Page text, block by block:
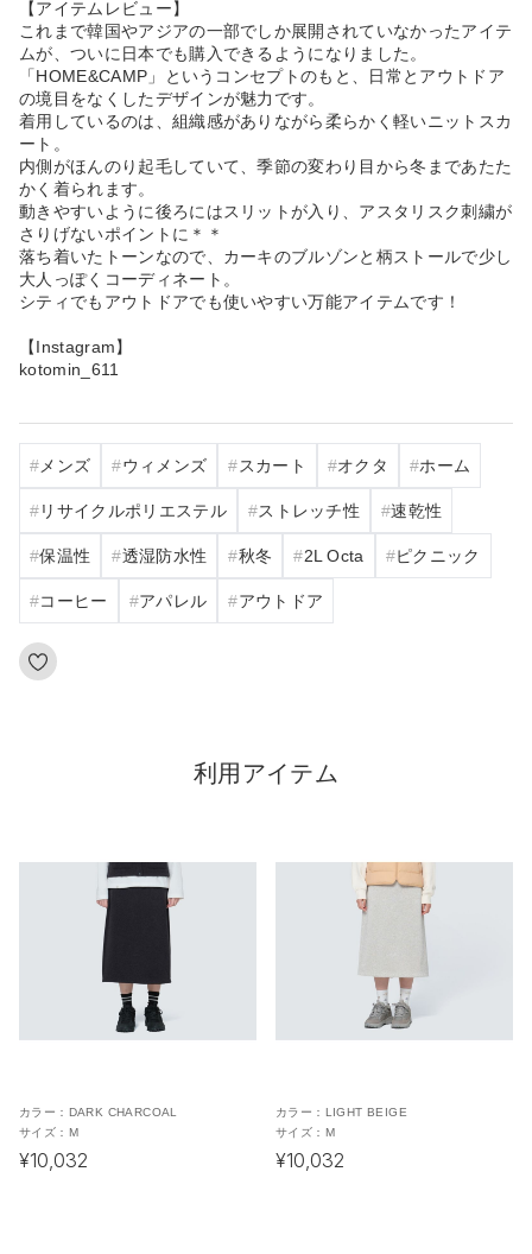
【アイテムレビュー】
これまで韓国やアジアの一部でしか展開されていなかったアイテ
ムが、ついに日本でも購入できるようになりました。
「HOME&CAMP」というコンセプトのもと、日常とアウトドア
の境目をなくしたデザインが魅力です。
着用しているのは、組織感がありながら柔らかく軽いニットスカ
ート。
内側がほんのり起毛していて、季節の変わり目から冬まであたた
かく着られます。
動きやすいように後ろにはスリットが入り、アスタリスク刺繍が
さりげないポイントに＊＊
落ち着いたトーンなので、カーキのブルゾンと柄ストールで少し
大人っぽくコーディネート。
シティでもアウトドアでも使いやすい万能アイテムです！
【Instagram】
kotomin_611
メンズ ウィメンズ スカート オクタ ホーム
リサイクルポリエステル ストレッチ性 速乾性
保温性 透湿防水性 秋冬 2L Octa ピクニック
コーヒー アパレル アウトドア
利用アイテム
カラー： DARK CHARCOAL
サイズ： M
¥10,032
カラー： LIGHT BEIGE
サイズ： M
¥10,032